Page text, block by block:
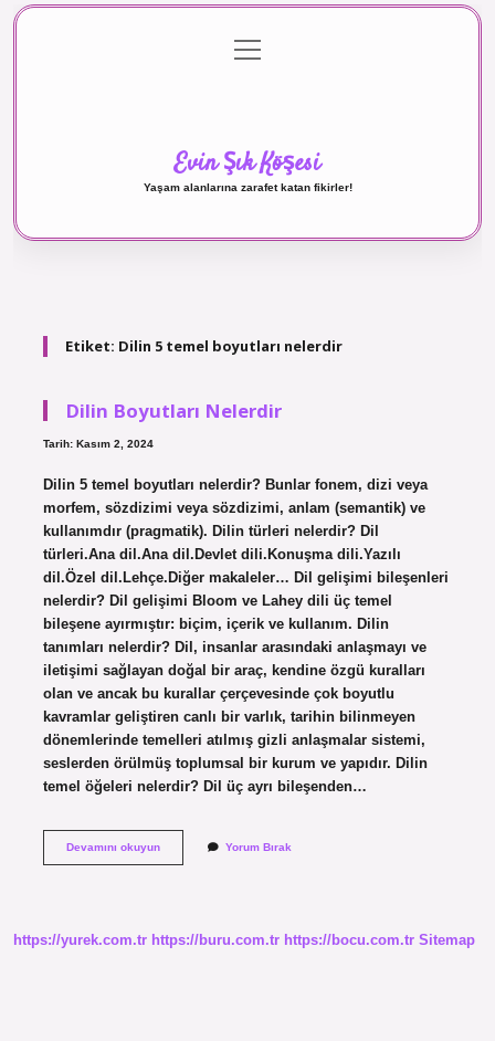
Gizlilik Politikası
menüyü
aç
Evin Şık Köşesi
Yaşam alanlarına zarafet katan fikirler!
Etiket: Dilin 5 temel boyutları nelerdir
Dilin Boyutları Nelerdir
Tarih: Kasım 2, 2024
Dilin 5 temel boyutları nelerdir? Bunlar fonem, dizi veya
morfem, sözdizimi veya sözdizimi, anlam (semantik) ve
kullanımdır (pragmatik). Dilin türleri nelerdir? Dil
türleri.Ana dil.Ana dil.Devlet dili.Konuşma dili.Yazılı
dil.Özel dil.Lehçe.Diğer makaleler… Dil gelişimi bileşenleri
nelerdir? Dil gelişimi Bloom ve Lahey dili üç temel
bileşene ayırmıştır: biçim, içerik ve kullanım. Dilin
tanımları nelerdir? Dil, insanlar arasındaki anlaşmayı ve
iletişimi sağlayan doğal bir araç, kendine özgü kuralları
olan ve ancak bu kurallar çerçevesinde çok boyutlu
kavramlar geliştiren canlı bir varlık, tarihin bilinmeyen
dönemlerinde temelleri atılmış gizli anlaşmalar sistemi,
seslerden örülmüş toplumsal bir kurum ve yapıdır. Dilin
temel öğeleri nelerdir? Dil üç ayrı bileşenden…
Devamını okuyunDilin
Yorum Bırak
https://yurek.com.tr https://buru.com.tr https://bocu.com.tr Sitemap